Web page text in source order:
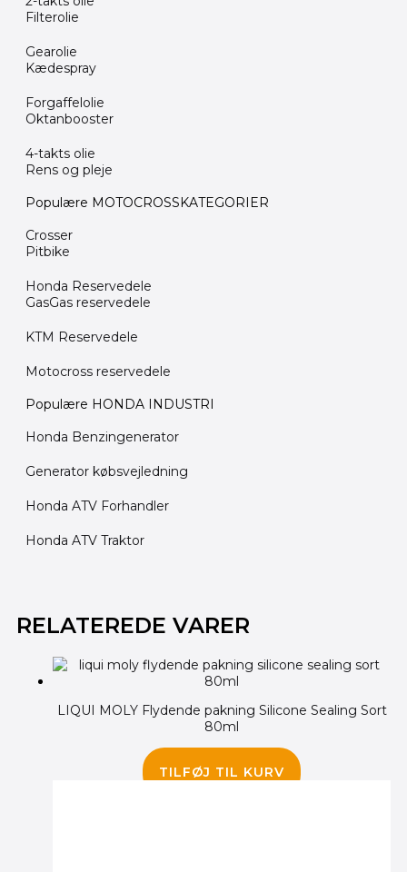
Filterolie
Gearolie
Kædespray
Forgaffelolie
Oktanbooster
4-takts olie
Rens og pleje
Populære MOTOCROSSKATEGORIER
Crosser
Pitbike
Honda Reservedele
GasGas reservedele
KTM Reservedele
Motocross reservedele
Populære HONDA INDUSTRI
Honda Benzingenerator
Generator købsvejledning
Honda ATV Forhandler
Honda ATV Traktor
RELATEREDE VARER
LIQUI MOLY Flydende pakning Silicone Sealing Sort
80ml
TILFØJ TIL KURV